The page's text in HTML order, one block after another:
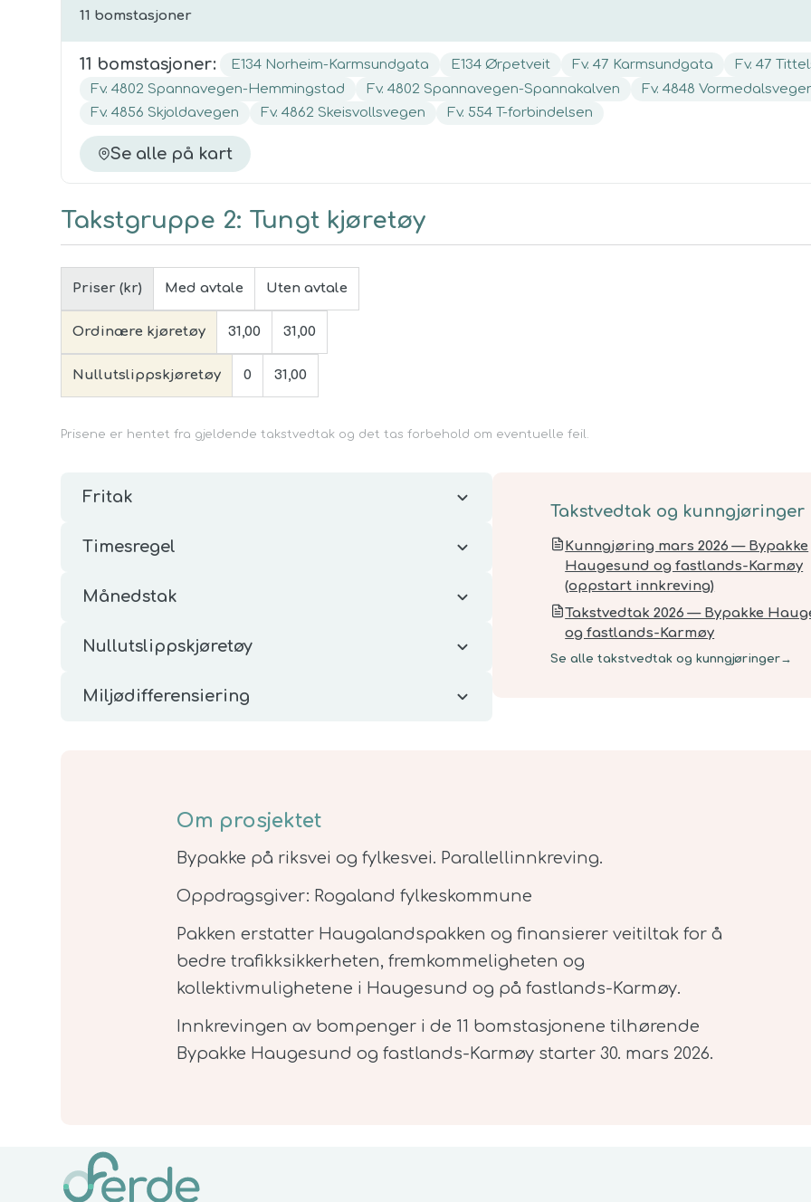
11 bomstasjoner
11 bomstasjoner: E134 Norheim-Karmsundgata E134 Ørpetveit Fv. 47 Karmsundgata
Fv. 47
Fv. 4802 Spannavegen-Hemmingstad
Fv. 4802 Spannavegen-Spannakalven Fv. 4848
Fv. 4856 Skjoldavegen
Fv. 4862 Skeisvollsvegen Fv. 554 T-forbindelsen
Se alle på kart
Takstgruppe 2: Tungt kjøretøy
Priser (kr) Med avtale Uten avtale
Ordinære kjøretøy 31,00 31,00
Nullutslippskjøretøy 0 31,00
Prisene er hentet fra gjeldende takstvedtak og det tas forbehold om eventuelle feil.
Fritak
Timesregel
Månedstak
Nullutslippskjøretøy
Miljødifferensiering
Takstvedtak og kunngjøringer
Kunngjøring mars 2026 — Bypakke
Haugesund og fastlands-Karmøy
(oppstart innkreving)
Takstvedtak 2026 — Bypakke
og fastlands-Karmøy
Se alle takstvedtak og kunngjøringer→
Om prosjektet
Bypakke på riksvei og fylkesvei. Parallellinnkreving.
Oppdragsgiver: Rogaland fylkeskommune
Pakken erstatter Haugalandspakken og finansierer veitiltak for å
bedre trafikksikkerheten, fremkommeligheten og
kollektivmulighetene i Haugesund og på fastlands-Karmøy.
Innkrevingen av bompenger i de 11 bomstasjonene tilhørende
Bypakke Haugesund og fastlands-Karmøy starter 30. mars 2026.